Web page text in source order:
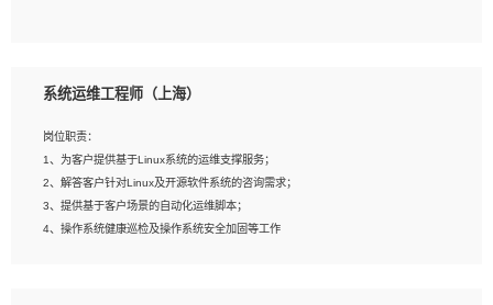
2、熟练使用After Effect、Photo Shop、熟练掌握视频剪辑和特效包装软件；
4、在剪辑上会思考，有一定编导思维；
5、踏实， 勤奋，愿意在工作中不断学习，提高自我；
6、能与同事友好相处。
系统运维工程师（上海）
岗位职责：
1、为客户提供基于Linux系统的运维支撑服务；
2、解答客户针对Linux及开源软件系统的咨询需求；
3、提供基于客户场景的自动化运维脚本；
4、操作系统健康巡检及操作系统安全加固等工作